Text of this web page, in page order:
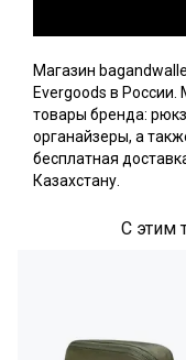
Магазин
Evergoods в
товары бренда:
органайзеры, а
бесплатная
Казахстану.
С этим